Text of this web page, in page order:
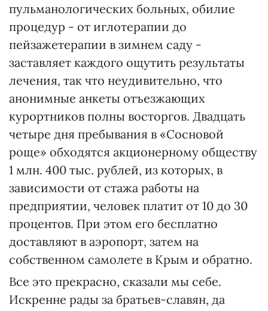
пульманологических больных, обилие
процедур - от иглотерапии до
пейзажетерапии в зимнем саду -
заставляет каждого ощутить результаты
лечения, так что неудивительно, что
анонимные анкеты отъезжающих
курортников полны восторгов. Двадцать
четыре дня пребывания в «Сосновой
роще» обходятся акционерному обществу
1 млн. 400 тыс. рублей, из которых, в
зависимости от стажа работы на
предприятии, человек платит от 10 до 30
процентов. При этом его бесплатно
доставляют в аэропорт, затем на
собственном самолете в Крым и обратно.
Все это прекрасно, сказали мы себе.
Искренне рады за братьев-славян, да